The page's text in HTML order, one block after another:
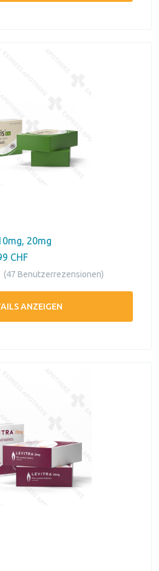
20mg
CHF
(47 Benutzerrezensionen)
ANZEIGEN